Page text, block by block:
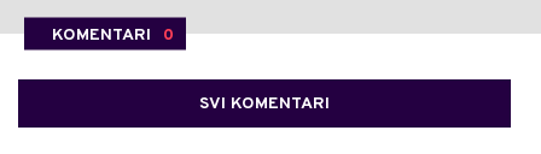
KOMENTARI 0
SVI KOMENTARI